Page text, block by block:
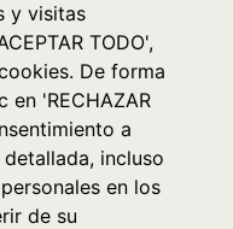
y visitas
TODO',
De forma
en 'RECHAZAR
a
incluso
en los
de su